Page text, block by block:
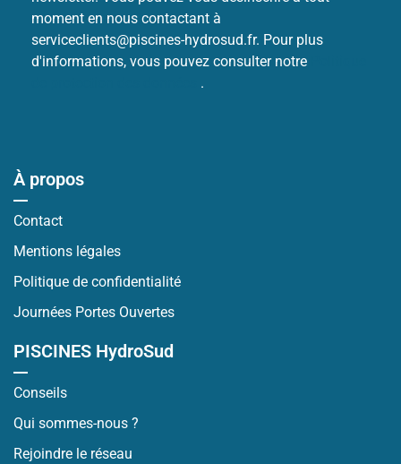
moment en nous contactant à
serviceclients@piscines-hydrosud.fr. Pour plus
d'informations, vous pouvez consulter notre
.
À propos
Contact
Mentions légales
Politique de confidentialité
Journées Portes Ouvertes
PISCINES HydroSud
Conseils
Qui sommes-nous ?
Rejoindre le réseau